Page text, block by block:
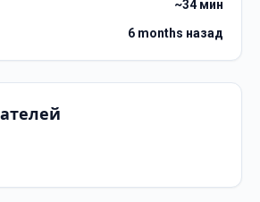
~34 мин
6 months назад